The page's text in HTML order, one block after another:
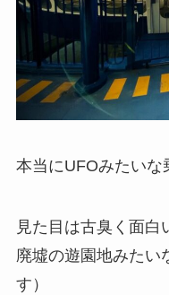
本当にUFOみたいな
見た目は古臭く面白
廃墟の遊園地みたい
す）